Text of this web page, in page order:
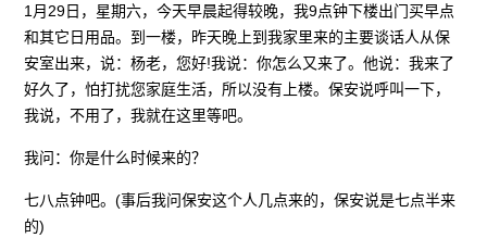
1月29日，星期六，今天早晨起得较晚，我9点钟下楼出门买早点
和其它日用品。到一楼，昨天晚上到我家里来的主要谈话人从保
安室出来，说：杨老，您好!我说：你怎么又来了。他说：我来了
好久了，怕打扰您家庭生活，所以没有上楼。保安说呼叫一下，
我说，不用了，我就在这里等吧。
我问：你是什么时候来的？
七八点钟吧。(事后我问保安这个人几点来的，保安说是七点半来
的)